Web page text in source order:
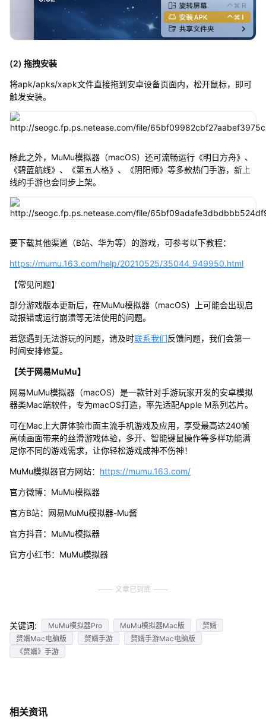
(2) 拖拽安装
将apk/apks/xapk文件直接拖到安卓设备页面内，松开鼠标，即可
触发安装。
除此之外，MuMu模拟器（macOS）还可流畅运行《明日方舟》、
《碧蓝航线》、《第五人格》、《阴阳师》等多款热门手游，新上
线的手游也会同步上架。
要下载其他渠道（B站、华为等）的游戏，可参考以下教程：
https://mumu.163.com/help/20210525/35044_949950.html
【常见问题】
部分游戏版本更新后，在MuMu模拟器（macOS）上可能会出现启
动报错或运行崩溃等无法使用的问题。
若您遇到无法游玩的问题，请及时联系我们反馈问题，我们会第一
时间安排修复。
【关于网易MuMu】
网易MuMu模拟器（macOS）是一款针对手游玩家开发的安卓模拟
器类Mac端软件，专为macOS打造，率先适配Apple M系列芯片。
可在Mac上大屏体验市面主流手机游戏及应用，享受最高达240帧
高帧画面带来的丝滑游戏体验，多开、智能键鼠操作等多样功能满
足你不同的游戏需求，让你轻松游戏成神不伤神！
MuMu模拟器官方网站： https://mumu.163.com/
官方微博：MuMu模拟器
官方B站：网易MuMu模拟器-Mu酱
官方抖音：MuMu模拟器
官方小红书：MuMu模拟器
文章已到底
关键词: MuMu模拟器Pro MuMu模拟器Mac版
赘婿
赘婿Mac电脑版
赘婿手游
赘婿手游Mac电脑版
《赘婿》手游
相关资讯